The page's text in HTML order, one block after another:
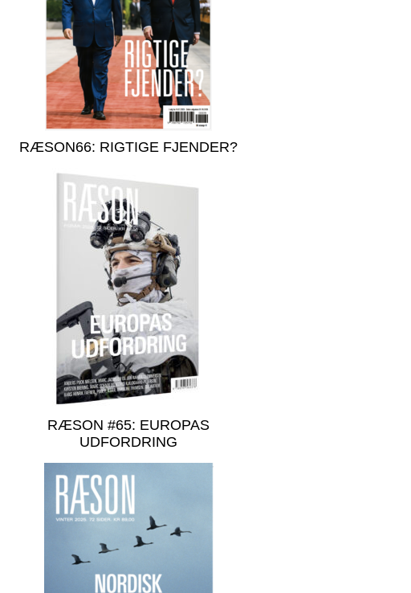
RÆSON66: RIGTIGE FJENDER?
RÆSON #65: EUROPAS
UDFORDRING